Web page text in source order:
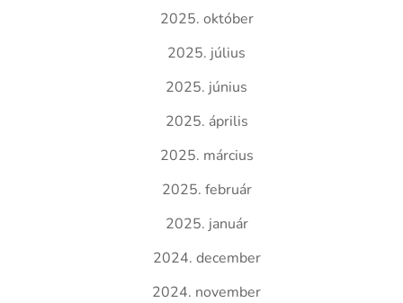
2025. október
2025. július
2025. június
2025. április
2025. március
2025. február
2025. január
2024. december
2024. november